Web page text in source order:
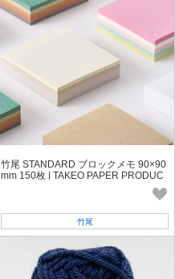
竹尾 STANDARD ブロックメモ 90×90
mm 150枚 | TAKEO PAPER PRODUC
竹尾